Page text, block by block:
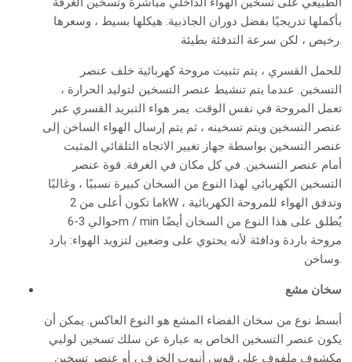
بأكملها تدريجيًا بفضل دوران الجاذبية. هيكلها بسيط ، وسعرها
رخيص ، لكن سرعة التدفئة بطيئة.
للحمل القسري ، يتم تثبيت مروحة كهربائية خلف عنصر
التسخين. عندما يتم تنشيط عنصر التسخين لتوليد الحرارة ،
تعمل المروحة في نفس الوقت. يمر هواء التبريد القسري عبر
عنصر التسخين ويتم تسخينه ، ثم يتم إرسال الهواء الساخن إلى
عنصر التسخين بواسطة جهاز تغيير الاتجاه التلقائي المثبت
أمام عنصر التسخين. في كل مكان في الغرفة. قوة عنصر
التسخين الكهربائي لهذا النوع من السخان كبيرة نسبيًا ، وغالبًا
ما تكون أعلى من 2kW ، وتدفق الهواء للمروحة الكهربائية
حوالي 3-6m / min يُطلق على هذا النوع من السخان أيضًا
مروحة باردة ودافئة لأنه يحتوي على وضعين لتزويد الهواء: بارد
وساخن.
سخان مشع
أبسط نوع من سخان الفضاء المشع هو النوع العاكس. يمكن أن
يكون عنصر التسخين الخاص به عبارة عن سلك تسخين لولبي
مكشوف ملفوف على قوس أنبوب الخزف ، أو عنصر تسخين